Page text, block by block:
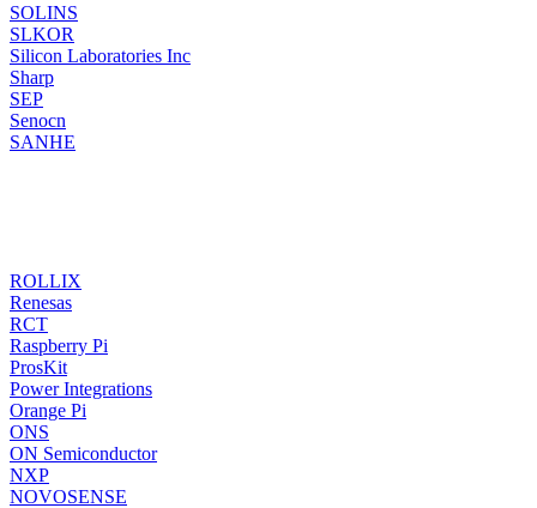
SOLINS
SLKOR
Silicon Laboratories Inc
Sharp
SEP
Senocn
SANHE
ROLLIX
Renesas
RCT
Raspberry Pi
ProsKit
Power Integrations
Orange Pi
ONS
ON Semiconductor
NXP
NOVOSENSE